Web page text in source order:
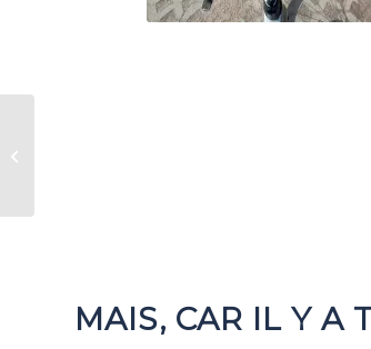
MAIS, CAR IL Y A